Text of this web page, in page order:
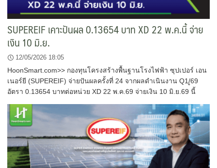
SUPEREIF เคาะปันผล 0.13654 บาท XD 22 พ.ค.นี้ จ่าย
เงิน 10 มิ.ย.
12/05/2026 18:05
HoonSmart.com>> กองทุนโครงสร้างพื้นฐานโรงไฟฟ้า ซุปเปอร์ เอน
เนอร์ยี (SUPEREIF) จ่ายปันผลครั้งที่ 24 จากผลดำเนินงาน Q1/ู69
อัตรา 0.13654 บาทต่อหน่วย XD 22 พ.ค.69 จ่ายเงิน 10 มิ.ย.69 นี้